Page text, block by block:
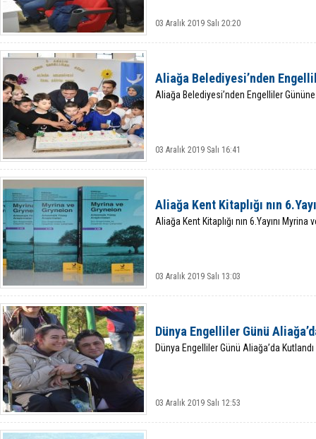
03 Aralık 2019 Salı 20:20
Aliağa Belediyesi’nden
Aliağa Belediyesi’nden Engelliler
03 Aralık 2019 Salı 16:41
Aliağa Kent Kitaplığı nın
Aliağa Kent Kitaplığı nın 6.Yayını Myrina
03 Aralık 2019 Salı 13:03
Dünya Engelliler Günü
Dünya Engelliler Günü Aliağa’da Kutlandı
03 Aralık 2019 Salı 12:53